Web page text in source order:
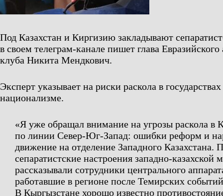
Под Казахстан и Киргизию закладывают
в своем телеграм-канале пишет глава Евразийского
клуба Никита Мендкович.
Эксперт указывает на риски раскола в
национализме.
«Я уже обращал внимание на угрозы раскола в
по линии Север-Юг-Запад: ошибки реформ и
движение на отделение Западного Казахстана.
сепаратистские настроения западно-казахской
рассказывали сотрудники центрального
работавшие в регионе после Темирских
В Кыргызстане хорошо известно